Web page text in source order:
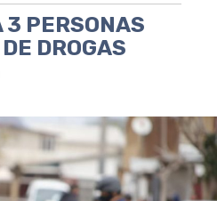
3 PERSONAS
DROGAS